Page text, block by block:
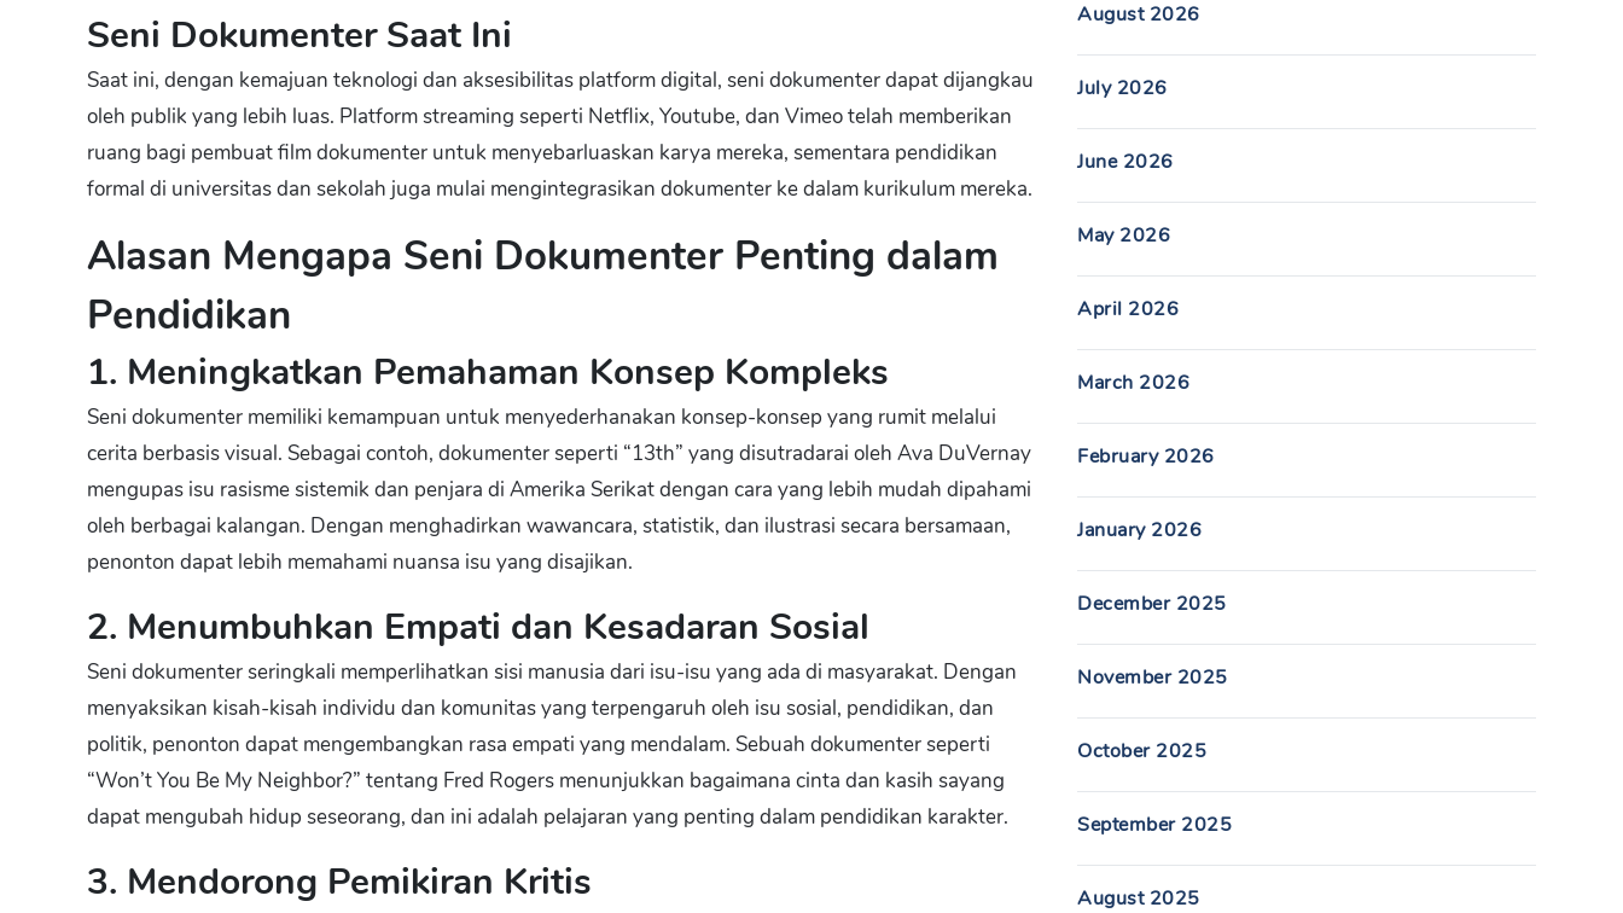
Seni Dokumenter Saat Ini
Saat ini, dengan kemajuan teknologi dan aksesibilitas platform digital, seni dokumenter dapat dijangkau
oleh publik yang lebih luas. Platform streaming seperti Netflix, Youtube, dan Vimeo telah memberikan
ruang bagi pembuat film dokumenter untuk menyebarluaskan karya mereka, sementara pendidikan
formal di universitas dan sekolah juga mulai mengintegrasikan dokumenter ke dalam kurikulum mereka.
Alasan Mengapa Seni Dokumenter Penting dalam
Pendidikan
1. Meningkatkan Pemahaman Konsep Kompleks
Seni dokumenter memiliki kemampuan untuk menyederhanakan konsep-konsep yang rumit melalui
cerita berbasis visual. Sebagai contoh, dokumenter seperti “13th” yang disutradarai oleh Ava DuVernay
mengupas isu rasisme sistemik dan penjara di Amerika Serikat dengan cara yang lebih mudah dipahami
oleh berbagai kalangan. Dengan menghadirkan wawancara, statistik, dan ilustrasi secara bersamaan,
penonton dapat lebih memahami nuansa isu yang disajikan.
2. Menumbuhkan Empati dan Kesadaran Sosial
Seni dokumenter seringkali memperlihatkan sisi manusia dari isu-isu yang ada di masyarakat. Dengan
menyaksikan kisah-kisah individu dan komunitas yang terpengaruh oleh isu sosial, pendidikan, dan
politik, penonton dapat mengembangkan rasa empati yang mendalam. Sebuah dokumenter seperti
“Won’t You Be My Neighbor?” tentang Fred Rogers menunjukkan bagaimana cinta dan kasih sayang
dapat mengubah hidup seseorang, dan ini adalah pelajaran yang penting dalam pendidikan karakter.
3. Mendorong Pemikiran Kritis
August 2026
July 2026
June 2026
May 2026
April 2026
March 2026
February 2026
January 2026
December 2025
November 2025
October 2025
September 2025
August 2025